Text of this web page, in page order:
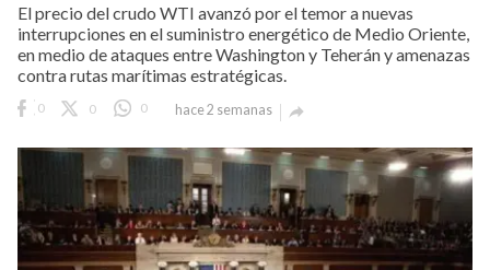
El precio del crudo WTI avanzó por el temor a nuevas
interrupciones en el suministro energético de Medio Oriente,
en medio de ataques entre Washington y Teherán y amenazas
contra rutas marítimas estratégicas.
0 0 0 hace 2 semanas 